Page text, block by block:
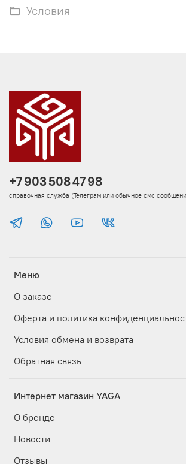
Условия
Меню
О заказе
Оферта и политика
Условия обмена и возврата
Обратная связь
Интернет магазин YAGA
О бренде
Новости
Отзывы
+7 903 508 47 98
справочная служба (Телеграм или обычное смс